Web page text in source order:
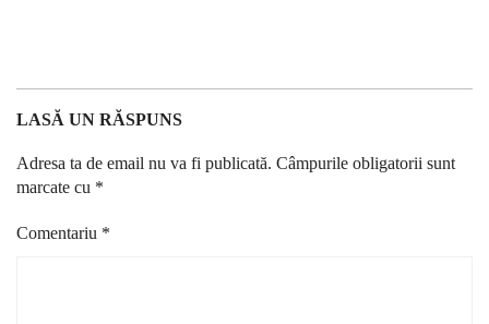
LASĂ UN RĂSPUNS
Adresa ta de email nu va fi publicată. Câmpurile obligatorii sunt
marcate cu *
Comentariu *